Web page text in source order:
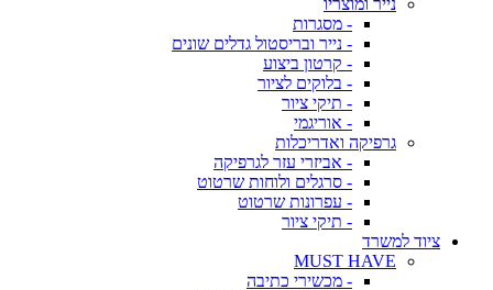
נייר ומוצריו
- מסגרות
- נייר ובריסטול גדלים שונים
- קרטון ביצוע
- בלוקים לציור
- תיקי ציור
- אוריגמי
גרפיקה ואדריכלות
- אביזרי עזר לגרפיקה
- סרגלים ולוחות שרטוט
- עפרונות שרטוט
- תיקי ציור
ציוד למשרד
MUST HAVE
- מכשירי כתיבה